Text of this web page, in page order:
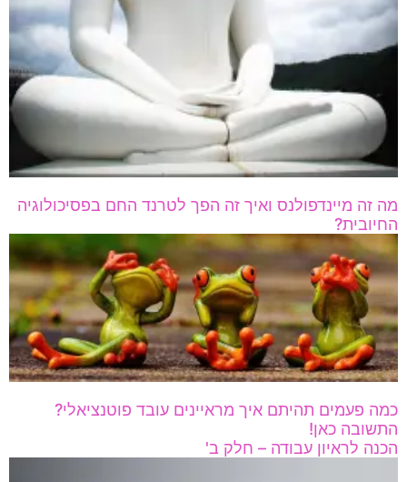
מה זה מיינדפולנס ואיך זה הפך לטרנד החם בפסיכולוגיה
החיובית?
כמה פעמים תהיתם איך מראיינים עובד פוטנציאלי?
התשובה כאן!
הכנה לראיון עבודה – חלק ב'